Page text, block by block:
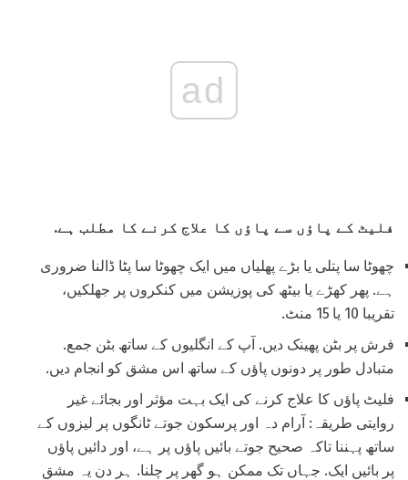
ad
فلیٹ کے پاؤں سے پاؤں کا علاج کرنے کا مطلب ہے.
چھوٹا سا پتلی یا بڑے پھلیاں میں ایک چھوٹا سا پٹا ڈالنا ضروری
ہے. پھر کھڑے یا بیٹھ کی پوزیشن میں کنکروں پر جھلکیں،
تقریبا 10 یا 15 منٹ.
فرش پر بٹن پھینک دیں. آپ کے انگلیوں کے ساتھ بٹن جمع.
متبادل طور پر دونوں پاؤں کے ساتھ اس مشق کو انجام دیں.
فلیٹ پاؤں کا علاج کرنے کی ایک بہت مؤثر اور بجائے غیر
روایتی طریقہ: آرام دہ اور پرسکون جوتے ٹانگوں پر لیزوں کے
ساتھ پہننا تاکہ صحیح جوتے بائیں پاؤں پر ہے، اور دائیں پاؤں
پر بائیں ایک. جہاں تک ممکن ہو گھر پر چلنا. ہر دن یہ مشق